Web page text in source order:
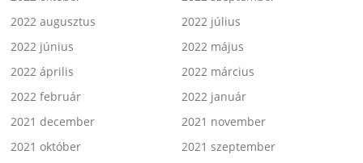
2022 augusztus
2022 július
2022 június
2022 május
2022 április
2022 március
2022 február
2022 január
2021 december
2021 november
2021 október
2021 szeptember